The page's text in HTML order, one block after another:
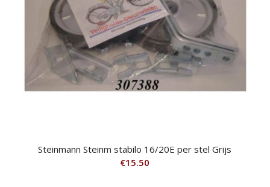
Steinmann Steinm stabilo 16/20E per stel Grijs
€15.50